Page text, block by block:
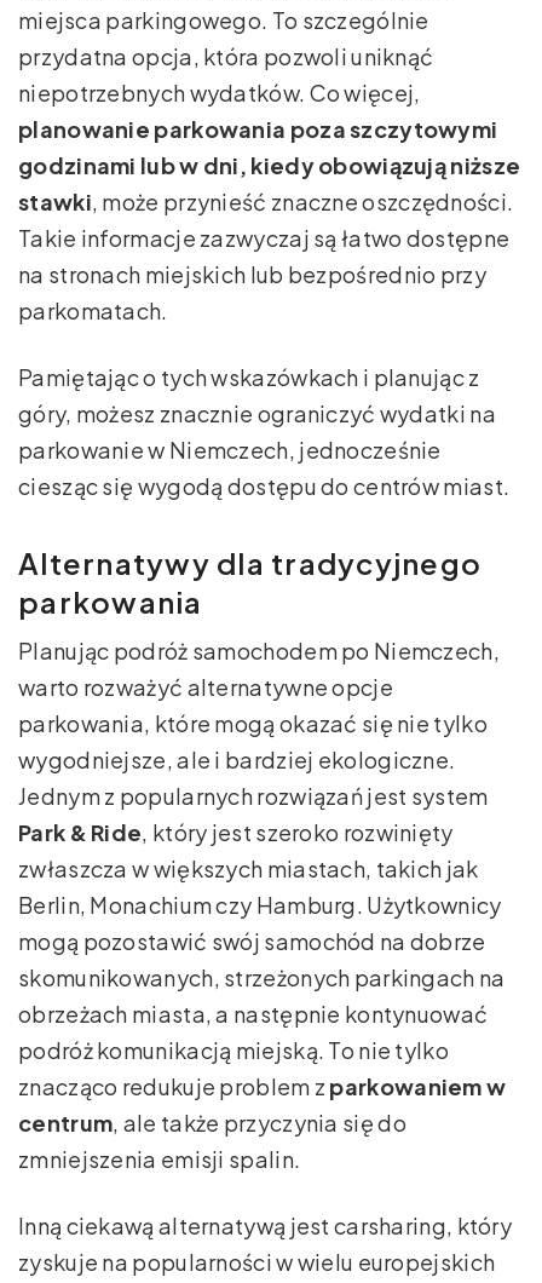
miejsca parkingowego. To szczególnie
przydatna opcja, która pozwoli uniknąć
niepotrzebnych wydatków. Co więcej,
planowanie parkowania poza szczytowymi
godzinami lub w dni, kiedy obowiązują niższe
stawki, może przynieść znaczne oszczędności.
Takie informacje zazwyczaj są łatwo dostępne
na stronach miejskich lub bezpośrednio przy
parkomatach.
Pamiętając o tych wskazówkach i planując z
góry, możesz znacznie ograniczyć wydatki na
parkowanie w Niemczech, jednocześnie
ciesząc się wygodą dostępu do centrów miast.
Alternatywy dla tradycyjnego
parkowania
Planując podróż samochodem po Niemczech,
warto rozważyć alternatywne opcje
parkowania, które mogą okazać się nie tylko
wygodniejsze, ale i bardziej ekologiczne.
Jednym z popularnych rozwiązań jest system
Park & Ride, który jest szeroko rozwinięty
zwłaszcza w większych miastach, takich jak
Berlin, Monachium czy Hamburg. Użytkownicy
mogą pozostawić swój samochód na dobrze
skomunikowanych, strzeżonych parkingach na
obrzeżach miasta, a następnie kontynuować
podróż komunikacją miejską. To nie tylko
znacząco redukuje problem z parkowaniem w
centrum, ale także przyczynia się do
zmniejszenia emisji spalin.
Inną ciekawą alternatywą jest carsharing, który
zyskuje na popularności w wielu europejskich